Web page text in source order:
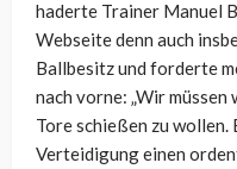
haderte Trainer Manuel
Webseite denn auch
Ballbesitz und forderte
nach vorne: „Wir
Tore schießen zu wollen.
Verteidigung einen